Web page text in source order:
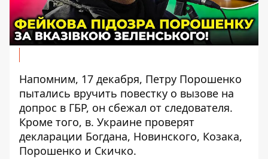
Напомним, 17 декабря, Петру Порошенко
пытались вручить повестку о вызове на
допрос в ГБР, он сбежал от следователя.
Кроме того, в. Украине проверят
декларации Богдана, Новинского, Козака,
Порошенко и Скичко.